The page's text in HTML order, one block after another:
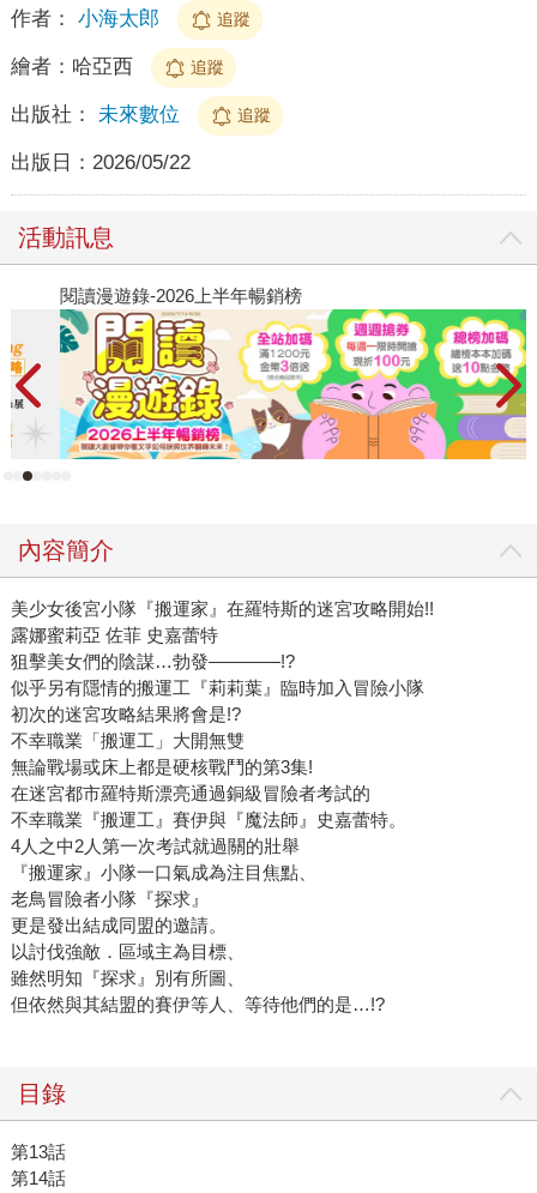
作者： 小海太郎 追蹤
繪者： 哈亞西 追蹤
出版社： 未來數位 追蹤
出版日： 2026/05/22
活動訊息
閱讀漫遊錄-2026上半年暢銷榜
內容簡介
美少女後宮小隊『搬運家』在羅特斯的迷宮攻略開始!!
露娜蜜莉亞 佐菲 史嘉蕾特
狙擊美女們的陰謀…勃發————!?
似乎另有隱情的搬運工『莉莉葉』臨時加入冒險小隊
初次的迷宮攻略結果將會是!?
不幸職業「搬運工」大開無雙
無論戰場或床上都是硬核戰鬥的第3集!
在迷宮都市羅特斯漂亮通過銅級冒險者考試的
不幸職業『搬運工』賽伊與『魔法師』史嘉蕾特。
4人之中2人第一次考試就過關的壯舉
『搬運家』小隊一口氣成為注目焦點、
老鳥冒險者小隊『探求』
更是發出結成同盟的邀請。
以討伐強敵．區域主為目標、
雖然明知『探求』別有所圖、
但依然與其結盟的賽伊等人、等待他們的是…!?
目錄
第13話
第14話